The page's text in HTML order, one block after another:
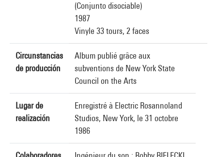
(Conjunto disociable)
1987
Vinyle 33 tours, 2 faces
Circunstancias
de producción
Album publié grâce aux
subventions de New York State
Council on the Arts
Lugar de
realización
Enregistré à Electric Rosannoland
Studios, New York, le 31 octobre
1986